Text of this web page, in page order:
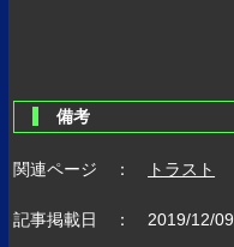
備考
関連ページ ： トラスト
記事掲載日 ： 2019/12/09